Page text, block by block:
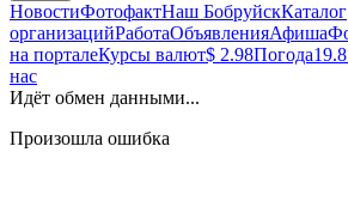
НовостиФотофактНаш БобруйскКаталог
организацийРаботаОбъявленияАфиша
на порталеКурсы валют$ 2.98Погода
нас
Идёт обмен данными...
Произошла ошибка